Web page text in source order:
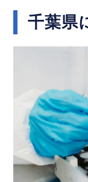
千葉県